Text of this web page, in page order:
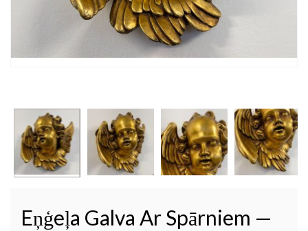
Eņģeļa Galva Ar Spārniem —